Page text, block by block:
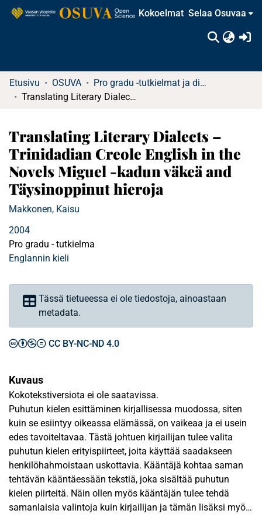
Kokoelmat Selaa Osuvaa
Etusivu OSUVA
Pro gradu -tutkielmat ja diplomityöt
Translating Literary Dialects –Trinidadian Creole English in the Novels Miguel -kadun väkeä and Täysinoppinut hieroja
Translating Literary Dialects –
Trinidadian Creole English in the
Novels Miguel -kadun väkeä and
Täysinoppinut hieroja
Makkonen, Kaisu
2004
Pro gradu - tutkielma
Englannin kieli
Tässä tietueessa ei ole tiedostoja, ainoastaan
metadata.
CC BY-NC-ND 4.0
Kuvaus
Kokotekstiversiota ei ole saatavissa.
Puhutun kielen esittäminen kirjallisessa muodossa, siten
kuin se esiintyy oikeassa elämässä, on vaikeaa ja ei usein
edes tavoiteltavaa. Tästä johtuen kirjailijan tulee valita
puhutun kielen erityispiirteet, joita käyttää saadakseen
henkilöhahmoistaan uskottavia. Kääntäjä kohtaa saman
tehtävän kääntäessään tekstiä, joka sisältää puhutun
kielen piirteitä. Näin ollen myös kääntäjän tulee tehdä
samanlaisia valintoja kuin kirjailijan ja tämän lisäksi myös